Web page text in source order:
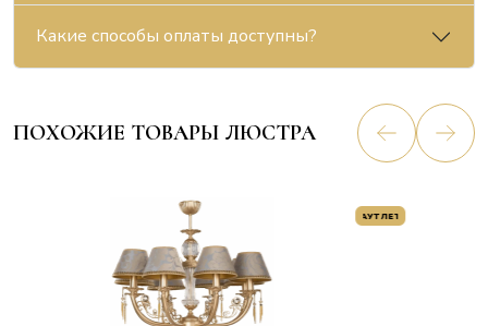
Какие способы оплаты доступны?
ПОХОЖИЕ ТОВАРЫ ЛЮСТРА